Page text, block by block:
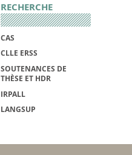
RECHERCHE
CAS
CLLE ERSS
SOUTENANCES DE
THÈSE ET HDR
IRPALL
LANGSUP